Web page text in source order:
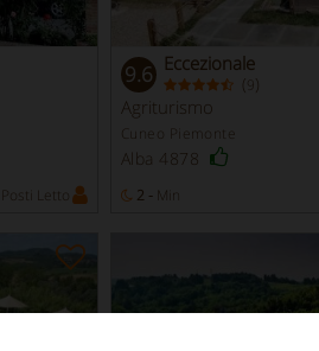
Posti Letto
9.6 Eccezionale
( 9)
Agriturismo
Cuneo Piemonte
Alba 4878
2 - Min